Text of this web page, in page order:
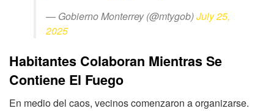
— Gobierno Monterrey (@mtygob)July 25,
2025
Habitantes Colaboran Mientras Se
Contiene El Fuego
En medio del caos, vecinos comenzaron a organizarse.